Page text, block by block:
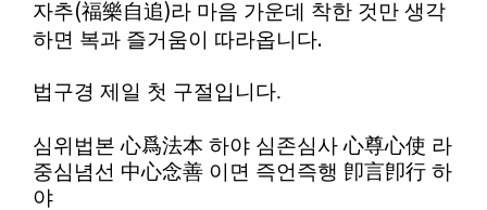
자추(福樂自追)라 마음 가운데 착한 것만 생각
하면 복과 즐거움이 따라옵니다.
법구경 제일 첫 구절입니다.
심위법본心爲法本 하야 심존심사心尊心使 라
중심념선 中心念善 이면 즉언즉행 卽言卽行 하
야